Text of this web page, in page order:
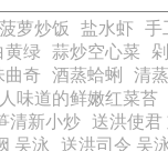
菠萝炒饭 盐水虾
手
黄绿 蒜炒空心菜
奇 酒蒸蛤蜊
清
味道的鲜嫩红菜苔
清新小炒
送洪使君
吴泳
送洪司令 吴